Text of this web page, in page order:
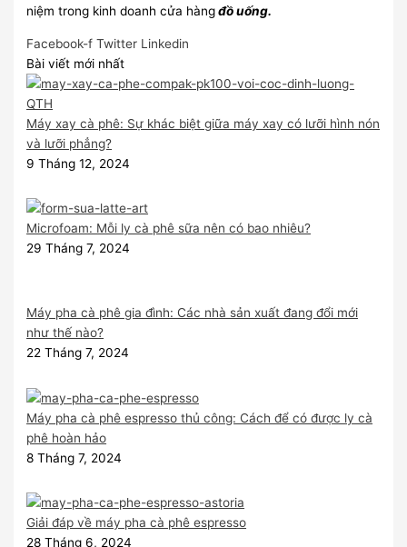
niệm trong kinh doanh cửa hàngđồ uống.
Facebook-f Twitter Linkedin
Bài viết mới nhất
Máy xay cà phê: Sự khác biệt giữa máy xay có lưỡi hình nón
và lưỡi phẳng?
9 Tháng 12, 2024
Microfoam: Mỗi ly cà phê sữa nên có bao nhiêu?
29 Tháng 7, 2024
Máy pha cà phê gia đình: Các nhà sản xuất đang đổi mới
như thế nào?
22 Tháng 7, 2024
Máy pha cà phê espresso thủ công: Cách để có được ly cà
phê hoàn hảo
8 Tháng 7, 2024
Giải đáp về máy pha cà phê espresso
28 Tháng 6, 2024